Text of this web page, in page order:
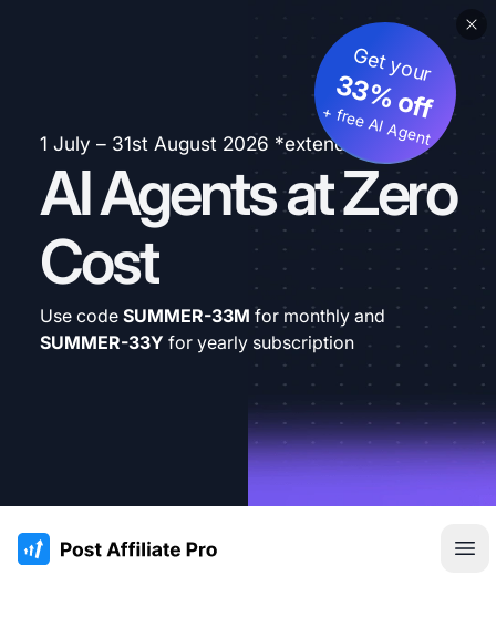
1 July – 31st August 2026 *extended
AI Agents at Zero
Cost
Get your
33% off
+ free AI Agent
Use code SUMMER-33M for monthly and
SUMMER-33Y for yearly subscription
:site.title